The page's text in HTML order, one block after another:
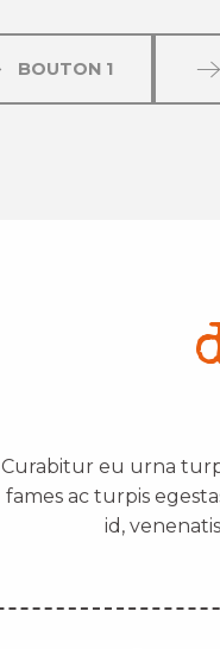
BOUTON 1
Curabitur eu urna
fames ac turpis
id,